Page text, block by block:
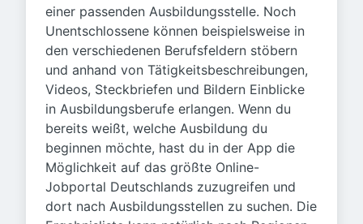
einer passenden Ausbildungsstelle. Noch
Unentschlossene können beispielsweise in
den verschiedenen Berufsfeldern stöbern
und anhand von Tätigkeitsbeschreibungen,
Videos, Steckbriefen und Bildern Einblicke
in Ausbildungsberufe erlangen. Wenn du
bereits weißt, welche Ausbildung du
beginnen möchte, hast du in der App die
Möglichkeit auf das größte Online-
Jobportal Deutschlands zuzugreifen und
dort nach Ausbildungsstellen zu suchen. Die